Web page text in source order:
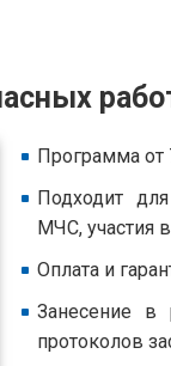
Программа от
Подходит
МЧС, участия
Оплата и
Занесение в
протоколов